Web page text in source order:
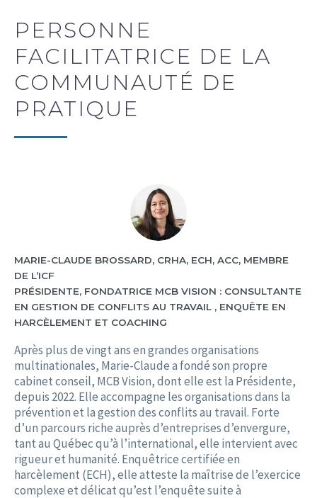
PERSONNE
FACILITATRICE DE LA
COMMUNAUTÉ DE
PRATIQUE
MARIE-CLAUDE BROSSARD, CRHA, ECH, ACC, MEMBRE
DE L’ICF
PRÉSIDENTE, FONDATRICE MCB VISION : CONSULTANTE
EN GESTION DE CONFLITS AU TRAVAIL , ENQUÊTE EN
HARCÈLEMENT ET COACHING
Après plus de vingt ans en grandes organisations
multinationales, Marie-Claude a fondé son propre
cabinet conseil, MCB Vision, dont elle est la Présidente,
depuis 2022. Elle accompagne les organisations dans la
prévention et la gestion des conflits au travail. Forte
d’un parcours riche auprès d’entreprises d’envergure,
tant au Québec qu’à l’international, elle intervient avec
rigueur et humanité. Enquêtrice certifiée en
harcèlement (ECH), elle atteste la maîtrise de l’exercice
complexe et délicat qu’est l’enquête suite à